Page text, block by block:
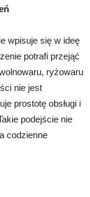
wpisuje się w ideę
potrafi przejąć
ryżowaru
nie jest
prostotę obsługi i
podejście nie
codzienne